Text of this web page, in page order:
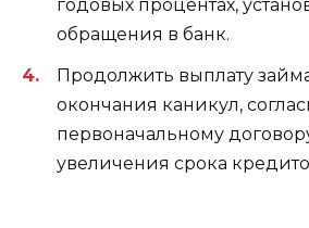
годовых процентах,
обращения в банк.
Продолжить выплату
окончания каникул,
первоначальному
увеличения срока